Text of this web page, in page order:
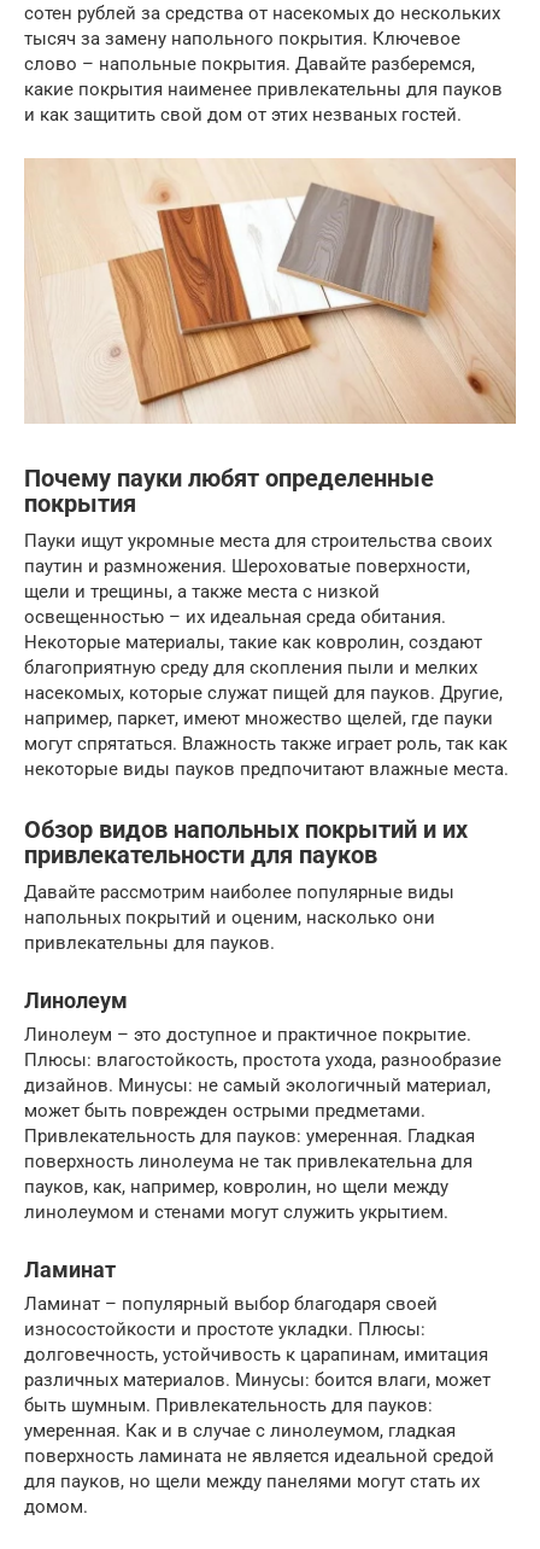
сотен рублей за средства от насекомых до нескольких
тысяч за замену напольного покрытия. Ключевое
слово – напольные покрытия. Давайте разберемся,
какие покрытия наименее привлекательны для пауков
и как защитить свой дом от этих незваных гостей.
Почему пауки любят определенные
покрытия
Пауки ищут укромные места для строительства своих
паутин и размножения. Шероховатые поверхности,
щели и трещины, а также места с низкой
освещенностью – их идеальная среда обитания.
Некоторые материалы, такие как ковролин, создают
благоприятную среду для скопления пыли и мелких
насекомых, которые служат пищей для пауков. Другие,
например, паркет, имеют множество щелей, где пауки
могут спрятаться. Влажность также играет роль, так как
некоторые виды пауков предпочитают влажные места.
Обзор видов напольных покрытий и их
привлекательности для пауков
Давайте рассмотрим наиболее популярные виды
напольных покрытий и оценим, насколько они
привлекательны для пауков.
Линолеум
Линолеум – это доступное и практичное покрытие.
Плюсы: влагостойкость, простота ухода, разнообразие
дизайнов. Минусы: не самый экологичный материал,
может быть поврежден острыми предметами.
Привлекательность для пауков: умеренная. Гладкая
поверхность линолеума не так привлекательна для
пауков, как, например, ковролин, но щели между
линолеумом и стенами могут служить укрытием.
Ламинат
Ламинат – популярный выбор благодаря своей
износостойкости и простоте укладки. Плюсы:
долговечность, устойчивость к царапинам, имитация
различных материалов. Минусы: боится влаги, может
быть шумным. Привлекательность для пауков:
умеренная. Как и в случае с линолеумом, гладкая
поверхность ламината не является идеальной средой
для пауков, но щели между панелями могут стать их
домом.